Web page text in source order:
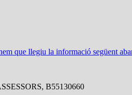
que llegiu la informació següent
B55130660